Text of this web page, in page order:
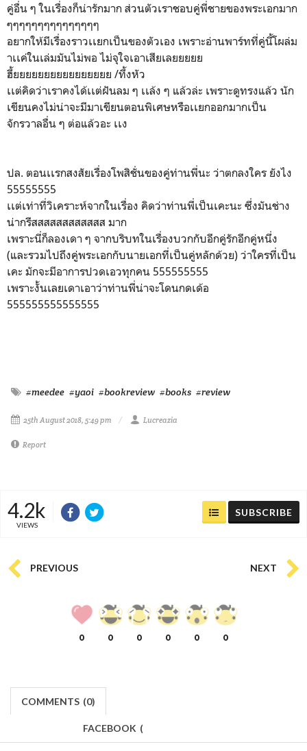
คู่อื่น ๆ ในเรื่องก็น่ารักมาก ส่วนตัวเราชอบคู่พี่ชายของพระเอกมาก
ๆๆๆๆๆๆๆๆๆๆๆๆๆๆๆ
อยากให้มีเรื่องราวเเยกเป็นของตัวเอง เพราะอ่านพาร์ทที่คู่นี้โผล่ม
าเเค่ในเล่มมันไม่พอ ไม่จุใจเอาเสียเลยยยยย
ฮึ้ยยยยยยยยยยยยยยยย /ทึ้งหัว
เเต่คิดว่าเราคงได้เเต่ฝันลม ๆ เเล้ง ๆ แล้วล่ะ เพราะดูทรงแล้ว นัก
เขียนคงไม่น่าจะมีมาเขียนตอนพิเศษหรือเเยกออกมากเป็น
จักรวาลอื่น ๆ ต่อแล้วอะ เเง
ปล. ตอนเเรกสงสัยเรื่องโพสิชั่นของคู่ท่านพี่นะ ว่าตกลงใคร ยังไง
55555555
เเต่เท่าที่วิเคราะห์จากในเรื่อง คิดว่าท่านพี่เป็นเคะนะ ซึ่งมันช่าง
น่ากรีสสสสสสสสสสสส มาก
เพราะนี่ก็ลองเดา ๆ จากบริบทในเรื่องบวกกับอีกคู่รักอีกคู่หนึ่ง
(และรวมไปถึงคู่พระเอกกับนายเอกที่เป็นคู่หลักด้วย) ว่าใครที่เป็น
เคะ มักจะมีอาการปวดเอวทุกคน 555555555
เพราะงั้นเลยเดาเอาว่าท่านพี่น่าจะโดนกดเด้อ
555555555555555
#meedee #yaoi #bookreview #books #review
25th August 2018, 5:49 pm Lucreazia
Report
4.2k
VIEWS
SUBSCRIBE
PREVIOUS NEXT
0 0 0 0 0 0
COMMENTS (0)
FACEBOOK (